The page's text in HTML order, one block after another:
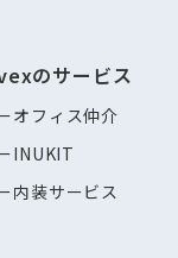
のサービス
オフィス仲介
INUKIT
内装サービス